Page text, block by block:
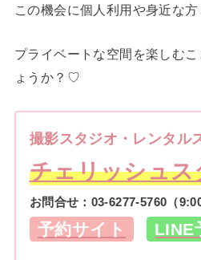
この機会に個人利用や身近な方
プライベートな空間を楽しむ
ょうか？♡
撮影スタジオ・レンタル
チェリッシュス
お問合せ： 03-6277-5760 （
予約サイト LINE